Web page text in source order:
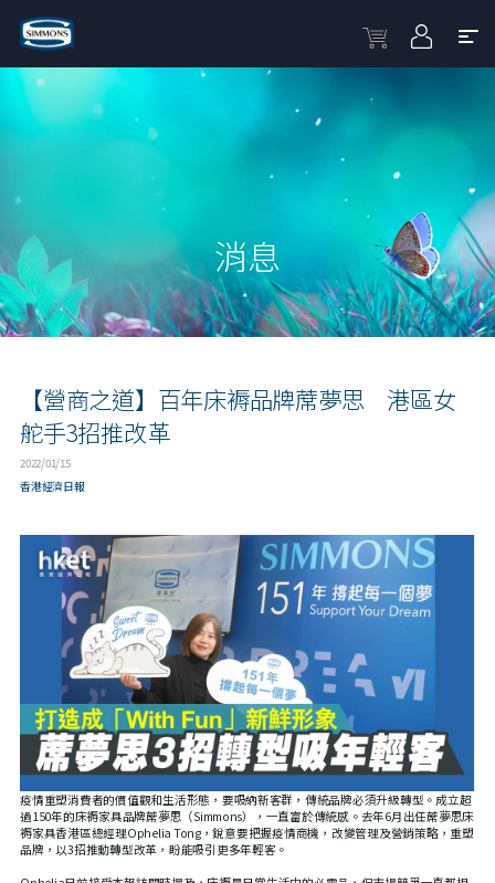
消息
【營商之道】百年床褥品牌蓆夢思 港區女
舵手3招推改革
2022/01/15
香港經濟日報
疫情重塑消費者的價值觀和生活形態，要吸納新客群，傳統品牌必須升級轉型。成立超
過150年的床褥家具品牌蓆夢思（Simmons），一直富於傳統感。去年6月出任蓆夢思床
褥家具香港區總經理Ophelia Tong，銳意要把握疫情商機，改變管理及營銷策略，重塑
品牌，以3招推動轉型改革，盼能吸引更多年輕客。